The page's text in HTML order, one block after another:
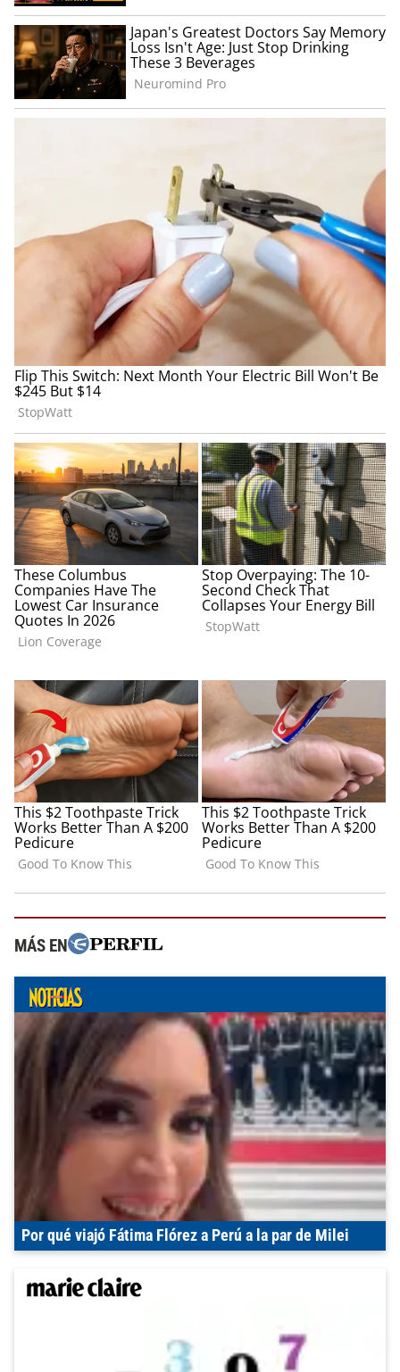
MÁS EN
Por qué viajó Fátima Flórez a Perú a la par de Milei